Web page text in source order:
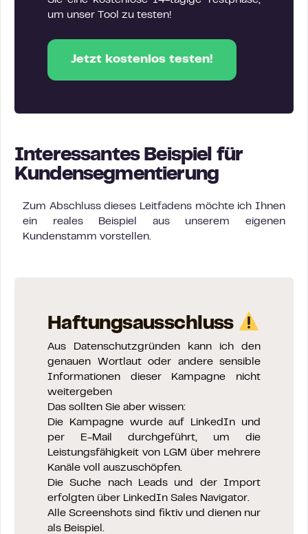
um unser Tool zu testen!
Jetzt kostenlos testen!
Interessantes Beispiel für
Kundensegmentierung
Zum Abschluss dieses Leitfadens möchte ich Ihnen
ein reales Beispiel aus unserem eigenen
Kundenstamm vorstellen.
Haftungsausschluss
Aus Datenschutzgründen kann ich den
genauen Wortlaut oder andere sensible
Informationen dieser Kampagne nicht
weitergeben
Das sollten Sie aber wissen:
Die Kampagne wurde auf LinkedIn und
per E-Mail durchgeführt, um die
Leistungsfähigkeit von LGM über mehrere
Kanäle voll auszuschöpfen.
Die Suche nach Leads und der Import
erfolgten über LinkedIn Sales Navigator.
Alle Screenshots sind fiktiv und dienen nur
als Beispiel.